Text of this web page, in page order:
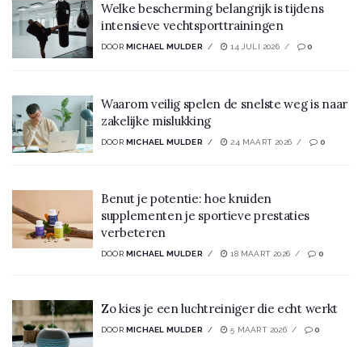
Welke bescherming belangrijk is tijdens
intensieve vechtsporttrainingen
DOOR MICHAEL MULDER 14 JULI 2026 0
Waarom veilig spelen de snelste weg is naar
zakelijke mislukking
DOOR MICHAEL MULDER 24 MAART 2026 0
Benut je potentie: hoe kruiden
supplementen je sportieve prestaties
verbeteren
DOOR MICHAEL MULDER 18 MAART 2026 0
Zo kies je een luchtreiniger die echt werkt
DOOR MICHAEL MULDER 5 MAART 2026 0